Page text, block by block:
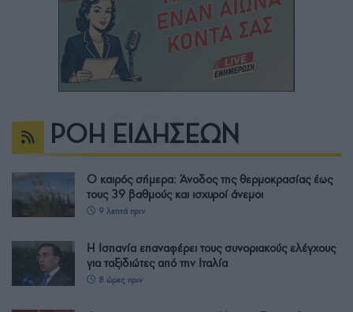
ΡΟΗ ΕΙΔΗΣΕΩΝ
Ο καιρός σήμερα: Άνοδος της θερμοκρασίας έως
τους 39 βαθμούς και ισχυροί άνεμοι
9 λεπτά πριν
Η Ισπανία επαναφέρει τους συνοριακούς ελέγχους
για ταξιδιώτες από την Ιταλία
8 ώρες πριν